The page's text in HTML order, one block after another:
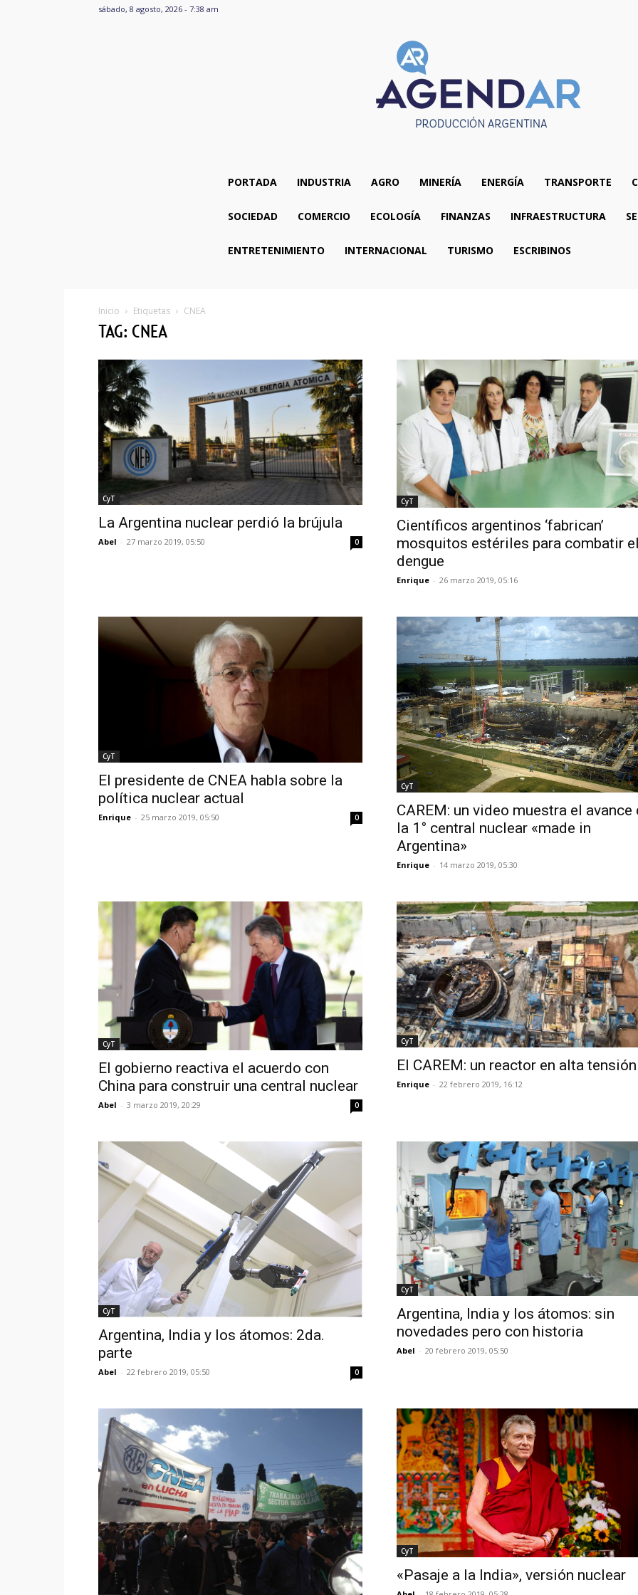
sábado, 8 agosto, 2026 - 7:38 am
PORTADA INDUSTRIA AGRO MINERÍA ENERGÍA TRANSPORTE
SOCIEDAD COMERCIO ECOLOGÍA FINANZAS INFRAESTRUCTURA
ENTRETENIMIENTO INTERNACIONAL TURISMO ESCRIBINOS
Inicio Etiquetas CNEA
TAG: CNEA
CyT
La Argentina nuclear perdió la brújula
Abel - 27 marzo 2019, 05:50 0
CyT
Científicos argentinos ‘fabrican’
mosquitos estériles para combatir
dengue
Enrique - 26 marzo 2019, 05:16
CyT
El presidente de CNEA habla sobre la
política nuclear actual
Enrique - 25 marzo 2019, 05:50 0
CyT
CAREM: un video muestra el avance
la 1° central nuclear «made in
Argentina»
Enrique - 14 marzo 2019, 05:30
CyT
El gobierno reactiva el acuerdo con
China para construir una central nuclear
Abel - 3 marzo 2019, 20:29 0
CyT
El CAREM: un reactor en alta tensión
Enrique - 22 febrero 2019, 16:12
CyT
Argentina, India y los átomos: 2da.
parte
Abel - 22 febrero 2019, 05:50 0
CyT
Argentina, India y los átomos: sin
novedades pero con historia
Abel - 20 febrero 2019, 05:50
CyT
«Pasaje a la India», versión nuclear